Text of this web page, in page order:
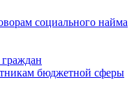
социального найма
бюджетной сферы